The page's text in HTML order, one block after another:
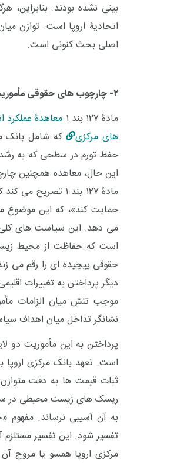
بینی نشده بودند.
اتحادیۀ اروپا است. توازن
اصلی بحث کنونی است.
۲- چارچوب های حقوقی مأموریت بانک مرکزی اروپا
مادۀ ۱۲۷ بند ۱
معاهدۀ عملکرد
های مرکزی که شامل بانک
حفظ تورم در سطحی که به رشد
این حال، معاهده همچنین
مادۀ ۱۲۷ بند ۱
حمایت کند»، که این موضوع
می دهد. این سیاست های کلی
است که حفاظت از محیط زیست
حقوقی پیچیده ای را رقم
دیگر پرداختن به تغییرات
موجب تنش میان الزامات
نشانگر تداخل میان اهداف
پرداختن به این مأموریت دو
است. تعهد بانک مرکزی
ثبات قیمت ها به دقت متوازن
ریسک های زیست محیطی در
به آن آسیبی نرساند.
تفسیر شود. این تفسیر مستلزم
مرکزی اروپا همسو یا مروج
0+
پرونده
2+
گزارش